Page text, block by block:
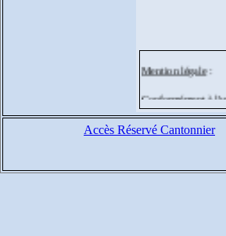
Mention légale:
Conformément à
suppression des
Si vous souhaitez
Accès Réservé Cantonnier